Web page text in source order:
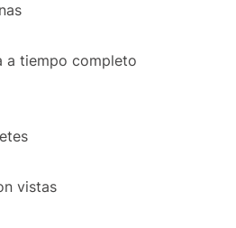
a tiempo completo
vistas